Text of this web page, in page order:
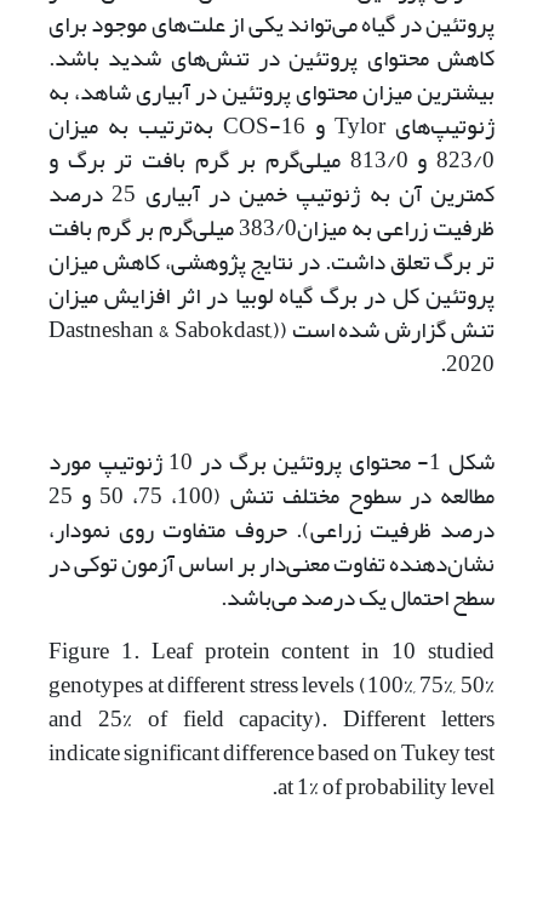
پروتئین در گیاه می‌تواند یکی از علت‌های موجود برای
کاهش محتوای پروتئین در تنش‌های شدید باشد.
بیشترین میزان محتوای پروتئین در آبیاری شاهد، به
ژنوتیپ‌های Tylor و COS-16 به‌ترتیب به میزان
823/0 و 813/0 میلی‌گرم بر گرم بافت تر برگ و
کمترین آن به ژنوتیپ خمین در آبیاری 25 درصد
ظرفیت زراعی به میزان383/0 میلی‌گرم بر گرم بافت
تر برگ تعلق داشت. در نتایج پژوهشی، کاهش میزان
پروتئین کل در برگ گیاه لوبیا در اثر افزایش میزان
تنش گزارش شده است ((Dastneshan & Sabokdast,
2020.
شکل 1- محتوای پروتئین برگ در 10 ژنوتیپ‌ مورد
مطالعه در سطوح مختلف تنش (100، 75، 50 و 25
درصد ظرفیت زراعی). حروف متفاوت روی نمودار،
نشان‌دهنده تفاوت معنی‌دار بر اساس آزمون توکی در
سطح احتمال یک درصد می‌باشد.
Figure 1. Leaf protein content in 10 studied
genotypes at different stress levels (100%, 75%, 50%
and 25% of field capacity). Different letters
indicate significant difference based on Tukey test
at 1% of probability level.